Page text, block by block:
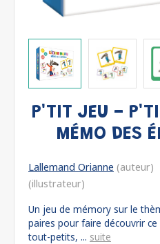
P'TIT JEU -
MÉMO DES
Lallemand Orianne (auteur)
(illustrateur)
Un jeu de mémory sur le
paires pour faire découvrir
tout-petits, ... suite